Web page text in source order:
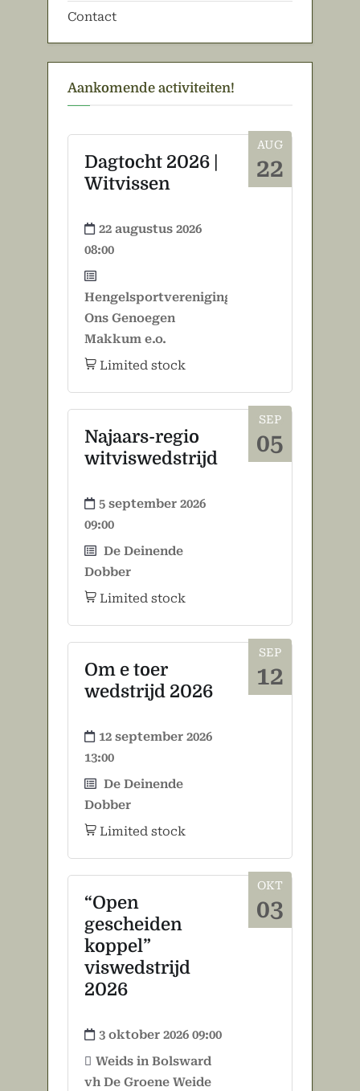
Contact
Aankomende activiteiten!
AUG
22
Dagtocht 2026 |
Witvissen
22 augustus 2026
08:00
Hengelsportvereniging
Ons Genoegen
Makkum e.o.
Limited stock
SEP
05
Najaars-regio
witviswedstrijd
5 september 2026
09:00
De Deinende
Dobber
Limited stock
SEP
12
Om e toer
wedstrijd 2026
12 september 2026
13:00
De Deinende
Dobber
Limited stock
OKT
03
“Open
gescheiden
koppel”
viswedstrijd
2026
3 oktober 2026 09:00
Weids in Bolsward
vh De Groene Weide